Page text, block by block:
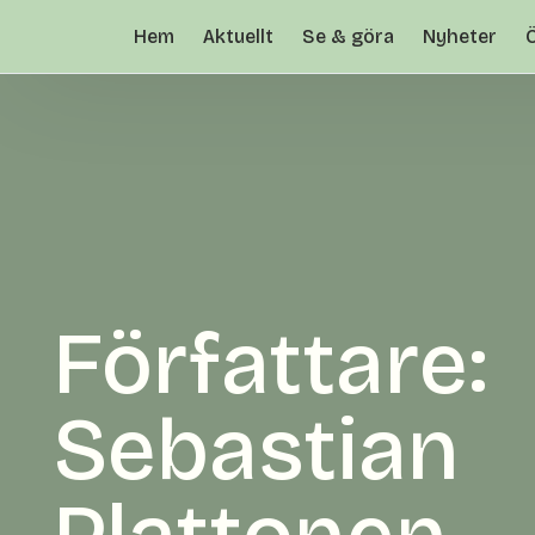
Hem Aktuellt Se & göra Nyheter
Författare:
Sebastian